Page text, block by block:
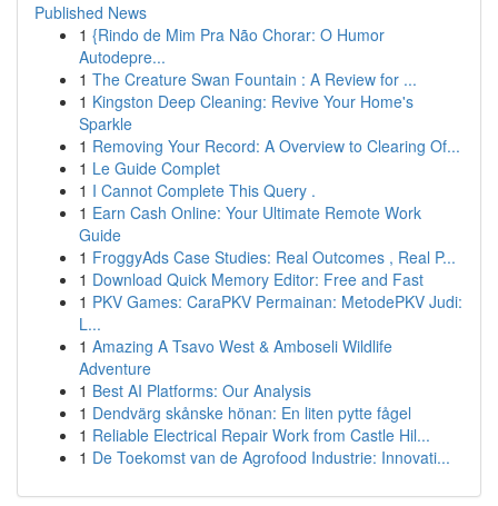
Published News
1 {Rindo de Mim Pra Não Chorar: O Humor
Autodepre...
1 The Creature Swan Fountain : A Review for ...
1 Kingston Deep Cleaning: Revive Your Home's
Sparkle
1 Removing Your Record: A Overview to Clearing Of...
1 Le Guide Complet
1 I Cannot Complete This Query .
1 Earn Cash Online: Your Ultimate Remote Work
Guide
1 FroggyAds Case Studies: Real Outcomes , Real P...
1 Download Quick Memory Editor: Free and Fast
1 PKV Games: CaraPKV Permainan: MetodePKV Judi:
L...
1 Amazing A Tsavo West & Amboseli Wildlife
Adventure
1 Best AI Platforms: Our Analysis
1 Dendvärg skånske hönan: En liten pytte fågel
1 Reliable Electrical Repair Work from Castle Hil...
1 De Toekomst van de Agrofood Industrie: Innovati...